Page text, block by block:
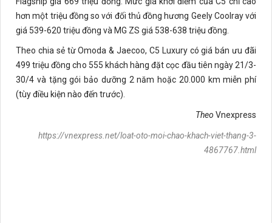
hơn một triệu đồng so với đối thủ đồng hương Geely Coolray với
giá 539-620 triệu đồng và MG ZS giá 538-638 triệu đồng.
Theo chia sẻ từ Omoda & Jaecoo, C5 Luxury có giá bán ưu đãi
499 triệu đồng cho 555 khách hàng đặt cọc đầu tiên ngày 21/3-
30/4 và tặng gói bảo dưỡng 2 năm hoặc 20.000 km miễn phí
(tùy điều kiện nào đến trước).
Theo Vnexpress
https://vnexpress.net/loat-oto-moi-chao-khach-viet-thang-3-
4867767.html